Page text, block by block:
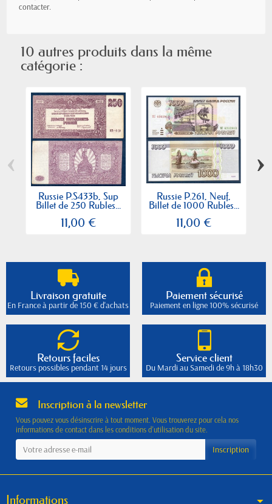
contacter.
10 autres produits dans la même
catégorie :
Russie P.S433b, Sup
Billet de 250 Rubles...
11,00 €
Russie P.261, Neuf,
Billet de 1000 Rubles...
11,00 €
‹ ›
Livraison gratuite
En France à partir de 150 € d'achats
Paiement sécurisé
Paiement en ligne 100% sécurisé
Retours faciles
Retours possibles pendant 14 jours
Service client
Du Mardi au Samedi de 9h à 18h30
Inscription à la newsletter
Vous pouvez vous désinscrire à tout moment. Vous trouverez pour cela nos
informations de contact dans les conditions d'utilisation du site.
Informations